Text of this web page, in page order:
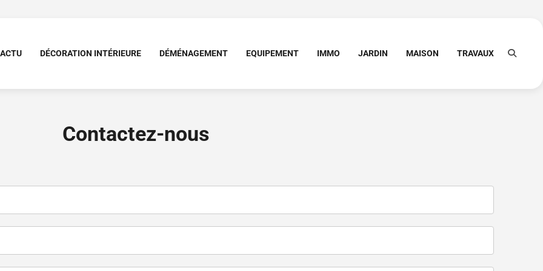
ACTU DÉCORATION INTÉRIEURE DÉMÉNAGEMENT EQUIPEMENT IMMO JARDIN MAISON TRAVAUX
Contactez-nous